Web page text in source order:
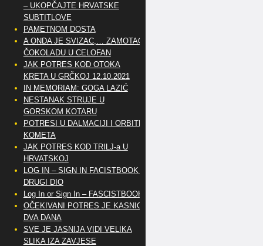
– UKOPČAJTE HRVATSKE
SUBTITLOVE
PAMETNOM DOSTA
A ONDA JE SVIZAC,… ZAMOTAO
ČOKOLADU U CELOFAN
JAK POTRES KOD OTOKA
KRETA U GRČKOJ 12.10.2021
IN MEMORIAM: GOGA LAZIĆ
NESTANAK STRUJE U
GORSKOM KOTARU
POTRESI U DALMACIJI I ORBITE
KOMETA
JAK POTRES KOD TRILJ-a U
HRVATSKOJ
LOG IN – SIGN IN FACISTBOOK –
DRUGI DIO
Log In or Sign In – FASCISTBOOK
OČEKIVANI POTRES JE KASNIO
DVA DANA
SVE JE JASNIJA VIDI VELIKA
SLIKA IZA ZAVJESE